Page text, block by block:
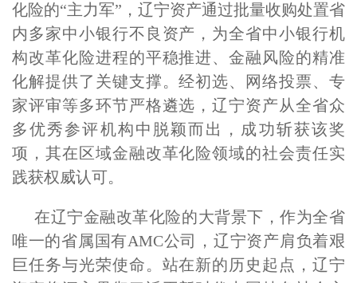
化险的“主力军”，辽宁资产通过批量收购处置省
内多家中小银行不良资产，为全省中小银行机
构改革化险进程的平稳推进、金融风险的精准
化解提供了关键支撑。经初选、网络投票、专
家评审等多环节严格遴选，辽宁资产从全省众
多优秀参评机构中脱颖而出，成功斩获该奖
项，其在区域金融改革化险领域的社会责任实
践获权威认可。
在辽宁金融改革化险的大背景下，作为全省
唯一的省属国有AMC公司，辽宁资产肩负着艰
巨任务与光荣使命。站在新的历史起点，辽宁